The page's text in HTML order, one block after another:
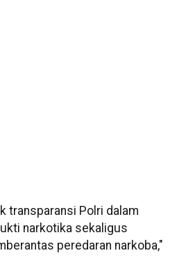
transparansi Polri dalam
narkotika sekaligus
peredaran narkoba,"